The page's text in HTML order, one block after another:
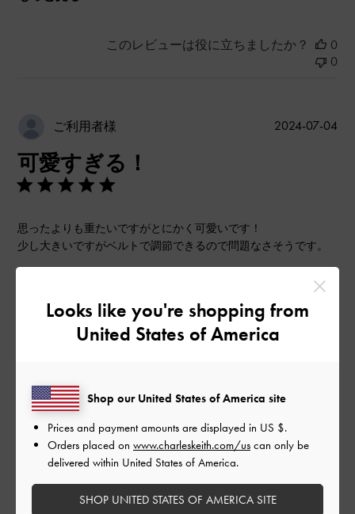
このレビューは役に立ちましたか？
0
0
ご利用者様
可愛すぎる！
思ったよりも重たいですがとにかく可愛いです！
少し大きいですがベルトで調節できるので問題なさそうです。
デザイン
とても良かった
とても良かった
もっと見る
公
2024-07-04
このレビューは役に立ちましたか？
Looks like you're shopping from
United States of America
Shop our United States of America site
Prices and payment amounts are displayed in US $.
Orders placed on www.charleskeith.com/us can only be
delivered within United States of America.
SHOP UNITED STATES OF AMERICA SITE